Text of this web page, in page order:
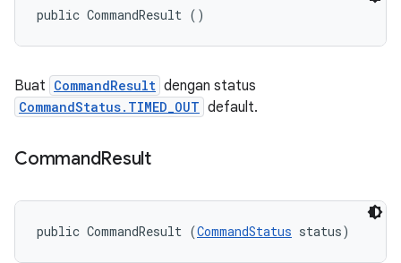
public CommandResult ()
Buat CommandResult dengan status
CommandStatus.TIMED_OUT default.
CommandResult
public CommandResult (CommandStatus status)